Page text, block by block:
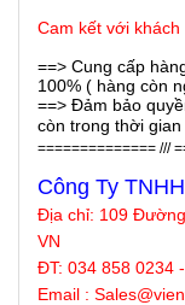
Cam kết với khách
==> Cung cấp
100% ( hàng còn
==> Đảm bảo
còn trong thời
============== ///
Công Ty
Địa chỉ: 109
VN
ĐT: 034 858 0234
Email : Sales@